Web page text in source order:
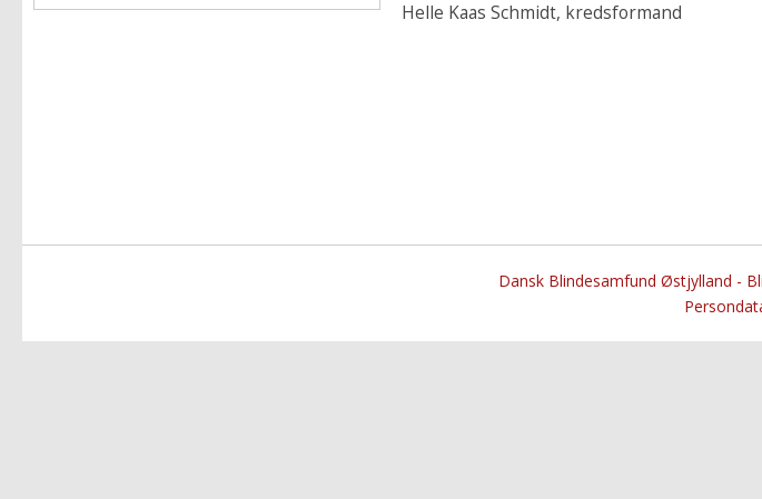
Helle Kaas Schmidt, kredsformand
Dansk Blindesamfund Østjylland -